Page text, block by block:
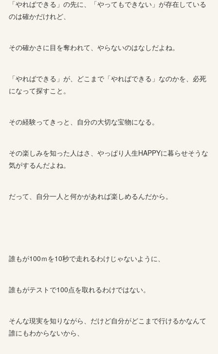
「やればできる」の先に、「やってもできない」が存在している
のは確かだけれど、
その確かさに目を奪われて、やらないのはなしだよね。
「やればできる」が、どこまで「やればできる」なのかを、必死
になって探すこと。
その経験ってきっと、自分の大切な宝物になる。
その楽しみを知った人はさ、やっぱり人生HAPPYに暮らせそうな
気がするんだよね。
だって、自分一人と何かがあれば楽しめるんだから。
誰もが100ｍを10秒で走れるわけじゃないように、
誰もがテストで100点を取れるわけではない。
そんな現実を知りながら、だけど自分がどこまで行けるかなんて
誰にもわからないから、